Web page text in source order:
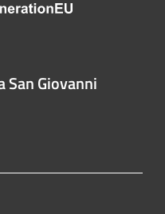
San Giovanni